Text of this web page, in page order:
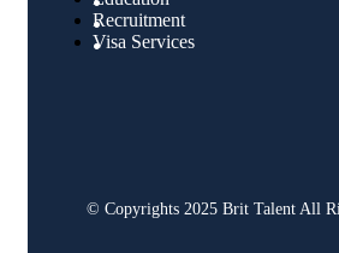
Recruitment
Visa Services
© Copyrights 2025 Brit Talent All